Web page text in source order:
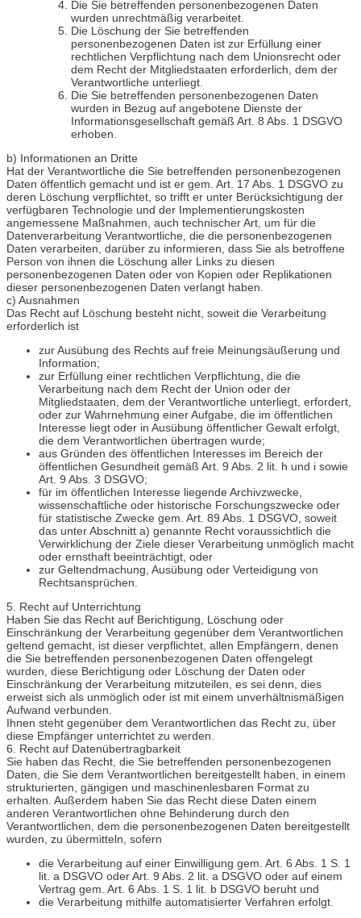
Die Sie betreffenden personenbezogenen Daten
wurden unrechtmäßig verarbeitet.
Die Löschung der Sie betreffenden
personenbezogenen Daten ist zur Erfüllung einer
rechtlichen Verpflichtung nach dem Unionsrecht oder
dem Recht der Mitgliedstaaten erforderlich, dem der
Verantwortliche unterliegt.
Die Sie betreffenden personenbezogenen Daten
wurden in Bezug auf angebotene Dienste der
Informationsgesellschaft gemäß Art. 8 Abs. 1 DSGVO
erhoben.
b) Informationen an Dritte
Hat der Verantwortliche die Sie betreffenden personenbezogenen
Daten öffentlich gemacht und ist er gem. Art. 17 Abs. 1 DSGVO zu
deren Löschung verpflichtet, so trifft er unter Berücksichtigung der
verfügbaren Technologie und der Implementierungskosten
angemessene Maßnahmen, auch technischer Art, um für die
Datenverarbeitung Verantwortliche, die die personenbezogenen
Daten verarbeiten, darüber zu informieren, dass Sie als betroffene
Person von ihnen die Löschung aller Links zu diesen
personenbezogenen Daten oder von Kopien oder Replikationen
dieser personenbezogenen Daten verlangt haben.
c) Ausnahmen
Das Recht auf Löschung besteht nicht, soweit die Verarbeitung
erforderlich ist
zur Ausübung des Rechts auf freie Meinungsäußerung und
Information;
zur Erfüllung einer rechtlichen Verpflichtung, die die
Verarbeitung nach dem Recht der Union oder der
Mitgliedstaaten, dem der Verantwortliche unterliegt, erfordert,
oder zur Wahrnehmung einer Aufgabe, die im öffentlichen
Interesse liegt oder in Ausübung öffentlicher Gewalt erfolgt,
die dem Verantwortlichen übertragen wurde;
aus Gründen des öffentlichen Interesses im Bereich der
öffentlichen Gesundheit gemäß Art. 9 Abs. 2 lit. h und i sowie
Art. 9 Abs. 3 DSGVO;
für im öffentlichen Interesse liegende Archivzwecke,
wissenschaftliche oder historische Forschungszwecke oder
für statistische Zwecke gem. Art. 89 Abs. 1 DSGVO, soweit
das unter Abschnitt a) genannte Recht voraussichtlich die
Verwirklichung der Ziele dieser Verarbeitung unmöglich macht
oder ernsthaft beeinträchtigt, oder
zur Geltendmachung, Ausübung oder Verteidigung von
Rechtsansprüchen.
5. Recht auf Unterrichtung
Haben Sie das Recht auf Berichtigung, Löschung oder
Einschränkung der Verarbeitung gegenüber dem Verantwortlichen
geltend gemacht, ist dieser verpflichtet, allen Empfängern, denen
die Sie betreffenden personenbezogenen Daten offengelegt
wurden, diese Berichtigung oder Löschung der Daten oder
Einschränkung der Verarbeitung mitzuteilen, es sei denn, dies
erweist sich als unmöglich oder ist mit einem unverhältnismäßigen
Aufwand verbunden.
Ihnen steht gegenüber dem Verantwortlichen das Recht zu, über
diese Empfänger unterrichtet zu werden.
6. Recht auf Datenübertragbarkeit
Sie haben das Recht, die Sie betreffenden personenbezogenen
Daten, die Sie dem Verantwortlichen bereitgestellt haben, in einem
strukturierten, gängigen und maschinenlesbaren Format zu
erhalten. Außerdem haben Sie das Recht diese Daten einem
anderen Verantwortlichen ohne Behinderung durch den
Verantwortlichen, dem die personenbezogenen Daten bereitgestellt
wurden, zu übermitteln, sofern
die Verarbeitung auf einer Einwilligung gem. Art. 6 Abs. 1 S. 1
lit. a DSGVO oder Art. 9 Abs. 2 lit. a DSGVO oder auf einem
Vertrag gem. Art. 6 Abs. 1 S. 1 lit. b DSGVO beruht und
die Verarbeitung mithilfe automatisierter Verfahren erfolgt.